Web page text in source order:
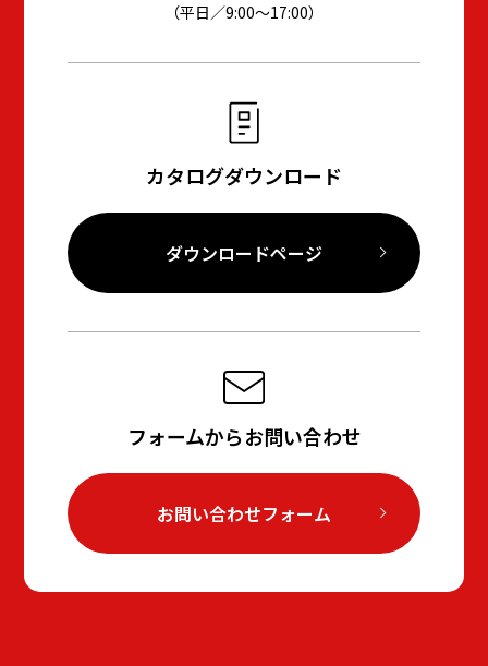
（平日／9:00～17:00）
カタログダウンロード
ダウンロードページ
フォームからお問い合わせ
お問い合わせフォーム